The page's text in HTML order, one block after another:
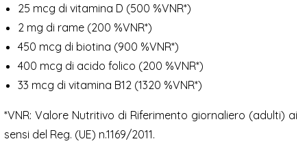
25 mcg di vitamina D (500 %VNR*)
2 mg di rame (200 %VNR*)
450 mcg di biotina (900 %VNR*)
400 mcg di acido folico (200 %VNR*)
33 mcg di vitamina B12 (1320 %VNR*)
*VNR: Valore Nutritivo di Riferimento giornaliero (adulti) ai
sensi del Reg. (UE) n.1169/2011.